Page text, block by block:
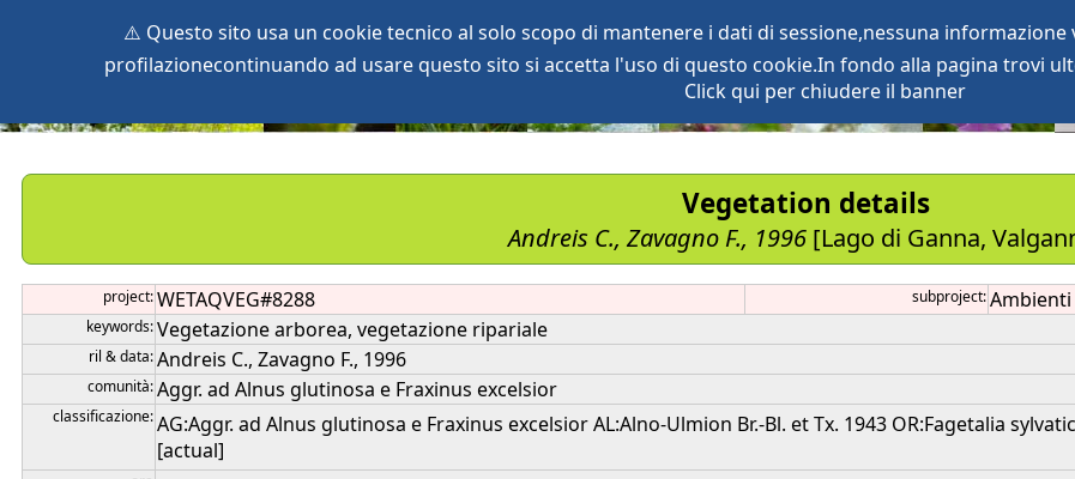
⚠️ Questo sito usa un cookie tecnico al solo scopo di mantenere i dati di sessione,nessuna
profilazionecontinuando ad usare questo sito si accetta l'uso di questo cookie.In fondo alla pagina trovi
Click qui per chiudere il banner
Vegetation details
Andreis C., Zavagno F., 1996[Lago di Ganna,
project:WETAQVEG#8288 subproject:
keywords:Vegetazione arborea, vegetazione ripariale
ril & data:Andreis C., Zavagno F., 1996
comunità:Aggr. ad Alnus glutinosa e Fraxinus excelsior
classificazione:AG:Aggr. ad Alnus glutinosa e Fraxinus excelsior AL:Alno-Ulmion Br.-Bl. et Tx. 1943 OR:Fagetalia
[actual]